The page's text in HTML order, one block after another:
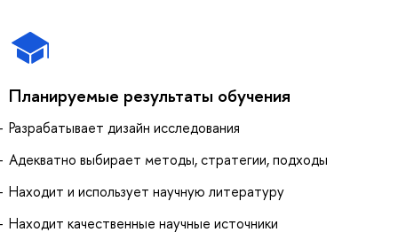
Планируемые результаты обучения
Разрабатывает дизайн исследования
Адекватно выбирает методы, стратегии, подходы
Находит и использует научную литературу
Находит качественные научные источники